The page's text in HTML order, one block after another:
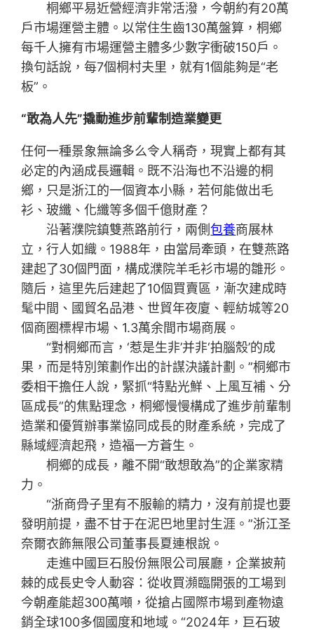
桐鄉平易近營經濟非常活潑，今朝約有20萬
戶市場運營主體。以常住生齒130萬盤算，桐鄉
每千人擁有市場運營主體多少數字衝破150戶。
換句話說，每7個桐村夫里，就有1個能夠是“老
板”。
“敢為人先”撬動進步前輩制造業變更
任何一種景象無論多么令人稱奇，現實上都有其
必定的內涵成長邏輯。既不沿海也不沿邊的桐
鄉，只是浙江的一個資本小縣，若何能做出毛
衫、玻纖、化纖等多個千億財產？
沿著濮院鎮雙燕路前行，兩側包養商展林
立，行人如織。1988年，由當局牽頭，在雙燕路
建起了30個門面，構成濮院羊毛衫市場的雛形。
隨后，這里先后建起了10個買賣區，漸次建成時
髦中間、國貿名品港、世貿年夜廈、輕紡城等20
個商圈標桿市場、1.3萬余間市場商展。
“對桐鄉而言，‘惹是生非’并非‘拍腦殼’的成
果，而是特別策劃作出的計謀決議計劃。”桐鄉市
委相干擔任人說，緊抓“特點光鮮、上風互補、分
區成長”的焦點理念，桐鄉慢慢構成了進步前輩制
造業和優質辦事業協同成長的財產系統，完成了
縣域經濟起飛，造福一方蒼生。
桐鄉的成長，離不開“敢想敢為”的企業家精
力。
“浙商骨子里有不服輸的精力，沒有前提也要
發明前提，盡不甘于在泥巴地里討生涯。”浙江圣
奈爾衣飾無限公司董事長夏連根說。
走進中國巨石股份無限公司展廳，企業披荊
棘的成長史令人動容：從收買瀕臨開張的工場到
今朝產能超300萬噸，從搶占國際市場到產物遠
銷全球100多個國度和地域。“2024年，巨石玻